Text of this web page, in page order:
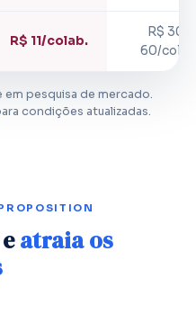
R$ 11/colab.
R$ 30–
60/
pesquisa de mercado.
condições atualizadas.
atraia os